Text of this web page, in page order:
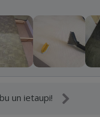
un ietaupi!